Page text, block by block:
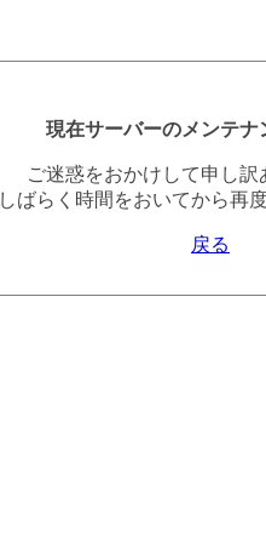
現在サーバーのメンテナ
ご迷惑をおかけして申し訳
しばらく時間をおいてから再
戻る